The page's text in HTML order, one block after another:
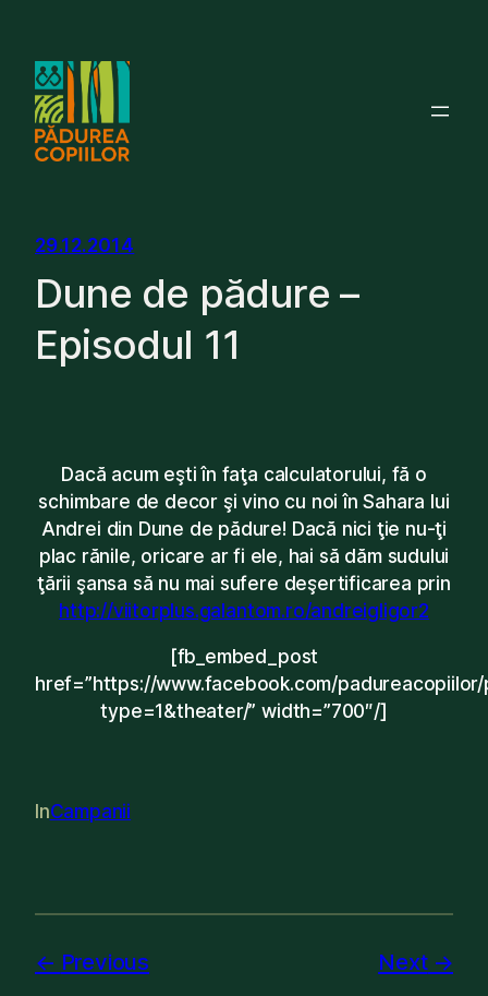
content
29.12.2014
Dune de pădure –
Episodul 11
Dacă acum eşti în faţa calculatorului, fă o
schimbare de decor şi vino cu noi în Sahara lui
Andrei din Dune de pădure! Dacă nici ţie nu-ţi
plac rănile, oricare ar fi ele, hai să dăm sudului
ţării şansa să nu mai sufere deşertificarea prin
http://viitorplus.galantom.ro/andreigligor2
[fb_embed_post
href=”https://www.facebook.com/
type=1&theater/” width=”700″/]
InCampanii
Previous Next